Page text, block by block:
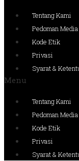
Tentang Kami
Pedoman
Kode Etik
Privasi
Syarat &
Menu
Tentang Kami
Pedoman
Kode Etik
Privasi
Syarat &